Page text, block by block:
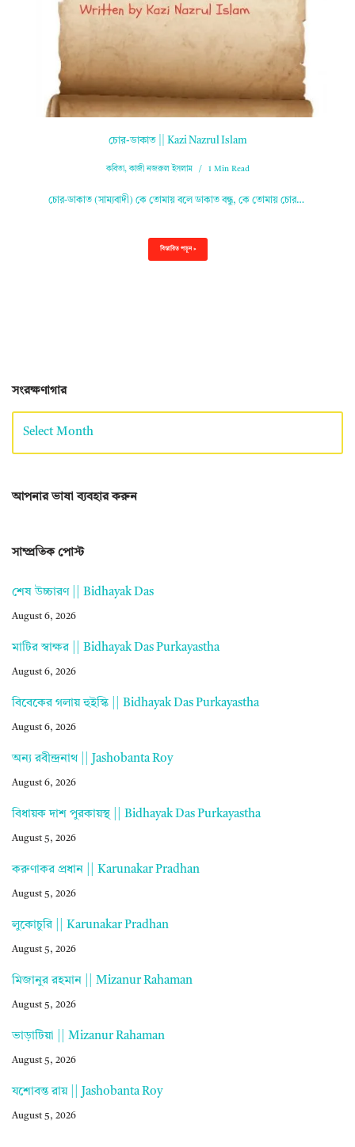
চোর-ডাকাত || Kazi Nazrul Islam
কবিতা,কাজী নজরুল ইসলাম 1 Min Read
চোর-ডাকাত (সাম্যবাদী) কে তোমায় বলে ডাকাত বন্ধু, কে তোমায় চোর…
বিস্তারিত পড়ুন »
সংরক্ষণাগার
আপনার ভাষা ব্যবহার করুন
সাম্প্রতিক পোস্ট
শেষ উচ্চারণ || Bidhayak Das
August 6, 2026
মাটির স্বাক্ষর || Bidhayak Das Purkayastha
August 6, 2026
বিবেকের গলায় হুইস্কি || Bidhayak Das Purkayastha
August 6, 2026
অন্য রবীন্দ্রনাথ || Jashobanta Roy
August 6, 2026
বিধায়ক দাশ পুরকায়স্থ || Bidhayak Das Purkayastha
August 5, 2026
করুণাকর প্রধান || Karunakar Pradhan
August 5, 2026
লুকোচুরি || Karunakar Pradhan
August 5, 2026
মিজানুর রহমান || Mizanur Rahaman
August 5, 2026
ভাড়াটিয়া || Mizanur Rahaman
August 5, 2026
যশোবন্ত রায় || Jashobanta Roy
August 5, 2026